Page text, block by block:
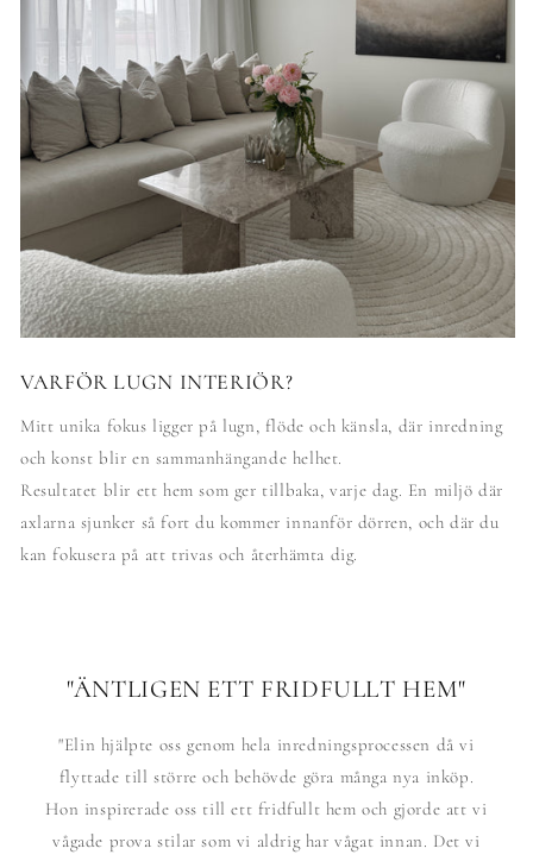
VARFÖR LUGN INTERIÖR?
Mitt unika fokus ligger på lugn, flöde och känsla, där inredning
och konst blir en sammanhängande helhet.
Resultatet blir ett hem som ger tillbaka, varje dag. En miljö där
axlarna sjunker så fort du kommer innanför dörren, och där du
kan fokusera på att trivas och återhämta dig.
"ÄNTLIGEN ETT FRIDFULLT HEM"
"Elin hjälpte oss genom hela inredningsprocessen då vi
flyttade till större och behövde göra många nya inköp.
Hon inspirerade oss till ett fridfullt hem och gjorde att vi
vågade prova stilar som vi aldrig har vågat innan. Det vi